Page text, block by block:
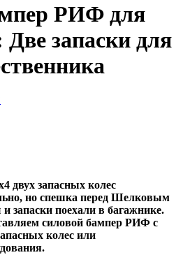
РИФ для
запаски для
двух запасных колес
но спешка перед Шелковым
запаски поехали в багажнике.
силовой бампер РИФ с
колес или